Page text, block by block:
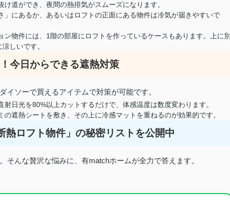
け道ができ、夜間の熱排気がスムーズになります。
」にあるか、あるいはロフトの正面にある物件は冷気が届きやすいで
ン物件には、1階の部屋にロフトを作っているケースもあります。上に
しいです。
今日からできる遮熱対策
ソーで買えるアイテムで対策が可能です。
射日光を80%以上カットするだけで、体感温度は数度変わります。
遮熱シートを敷き、その上に冷感マットを重ねるのが効果的です。
ロフト物件」の秘密リストを公開中
そんな贅沢な悩みに、有matchホームが全力で答えます。